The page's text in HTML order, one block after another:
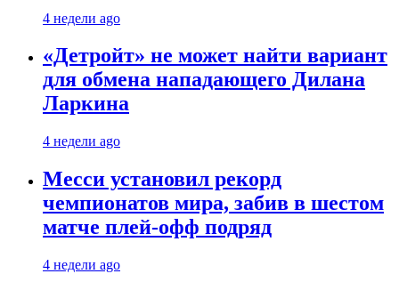
4 недели ago
«Детройт» не может найти вариант
для обмена нападающего Дилана
Ларкина
4 недели ago
Месси установил рекорд
чемпионатов мира, забив в шестом
матче плей‑офф подряд
4 недели ago